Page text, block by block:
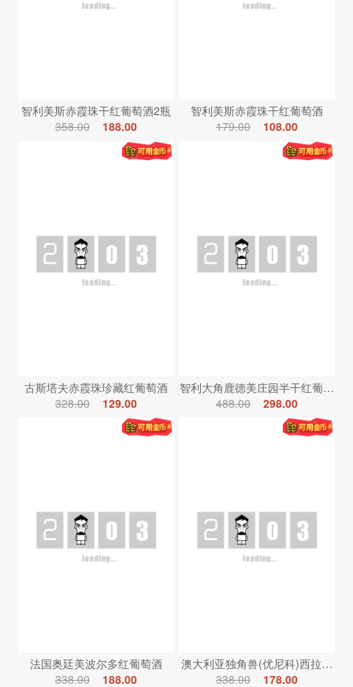
智利美斯赤霞珠干红葡萄酒2瓶
358.00
188.00
智利美斯赤霞珠干红葡萄酒
179.00
108.00
古斯塔夫赤霞珠珍藏红葡萄酒
328.00
129.00
智利大角鹿德美庄园半干红葡萄酒
488.00
298.00
法国奥廷美波尔多红葡萄酒
338.00
188.00
澳大利亚独角兽(优尼科)西拉红葡
338.00
178.00